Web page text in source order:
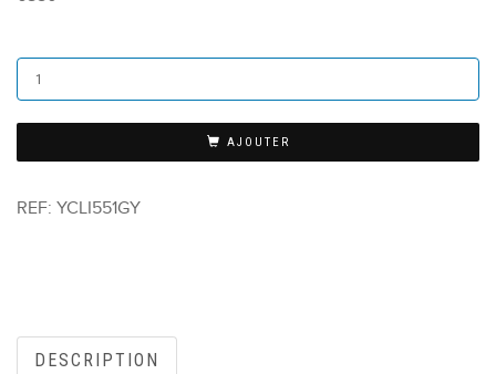
AJOUTER
REF: YCLI551GY
DESCRIPTION